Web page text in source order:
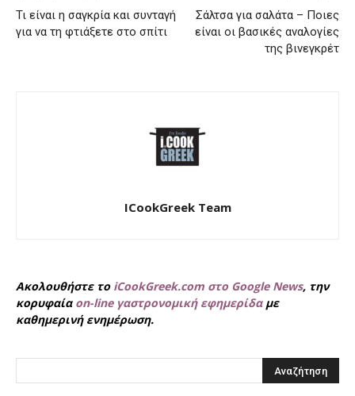
Τι είναι η σαγκρία και συνταγή
για να τη φτιάξετε στο σπίτι
Σάλτσα για σαλάτα – Ποιες
είναι οι βασικές αναλογίες
της βινεγκρέτ
ICookGreek Team
Ακολουθήστε το iCookGreek.com στο Google News, την
κορυφαία on-line γαστρονομική εφημερίδαμε
καθημερινή ενημέρωση.